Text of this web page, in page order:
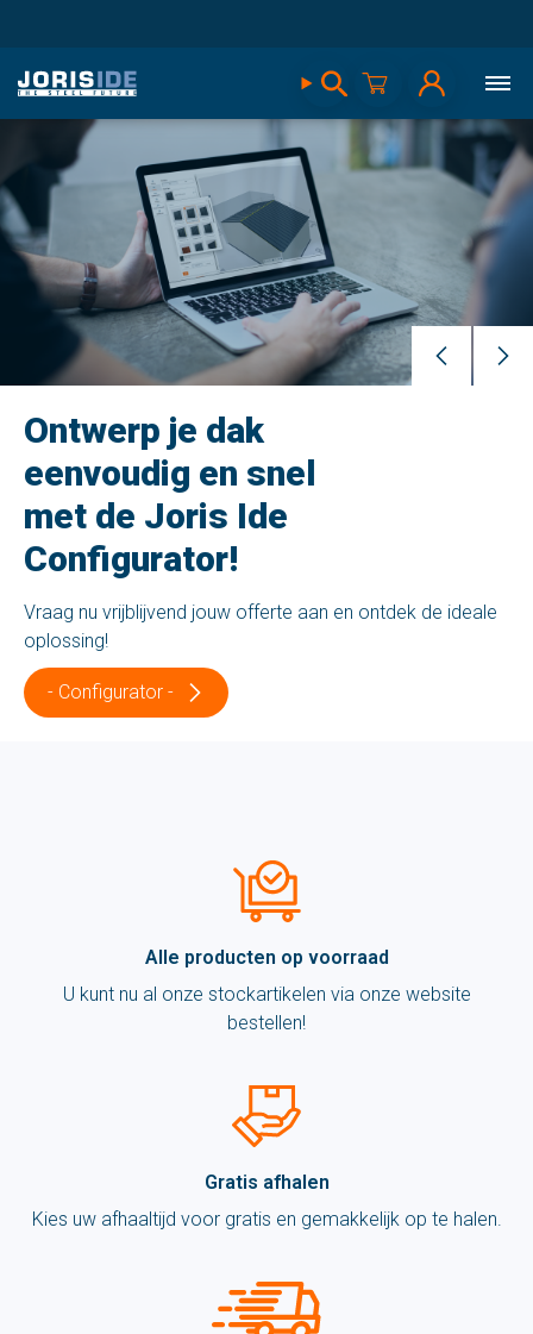
Ontwerp je dak
eenvoudig en snel
met de Joris Ide
Configurator!
Vraag nu vrijblijvend jouw offerte aan en ontdek de ideale
oplossing!
- Configurator -
Alle producten op voorraad
U kunt nu al onze stockartikelen via onze website
bestellen!
Gratis afhalen
Kies uw afhaaltijd voor gratis en gemakkelijk op te halen.